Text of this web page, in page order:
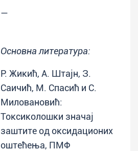
—
Основна литература:
Р. Жикић, А. Штајн, З.
Саичић, М. Спасић и С.
Миловановић:
Токсиколошки значај
заштите од оксидационих
оштећења, ПМФ